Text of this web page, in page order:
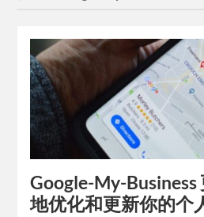
Google-My-Business
地优化和更新你的个